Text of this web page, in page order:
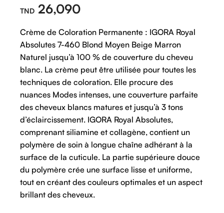
26,090
Crème de Coloration Permanente : IGORA Royal
Absolutes 7-460 Blond Moyen Beige Marron
Naturel jusqu’à 100 % de couverture du cheveu
blanc. La crème peut être utilisée pour toutes les
techniques de coloration. Elle procure des
nuances Modes intenses, une couverture parfaite
des cheveux blancs matures et jusqu’à 3 tons
d’éclaircissement. IGORA Royal Absolutes,
comprenant siliamine et collagène, contient un
polymère de soin à longue chaîne adhérant à la
surface de la cuticule. La partie supérieure douce
du polymère crée une surface lisse et uniforme,
tout en créant des couleurs optimales et un aspect
brillant des cheveux.